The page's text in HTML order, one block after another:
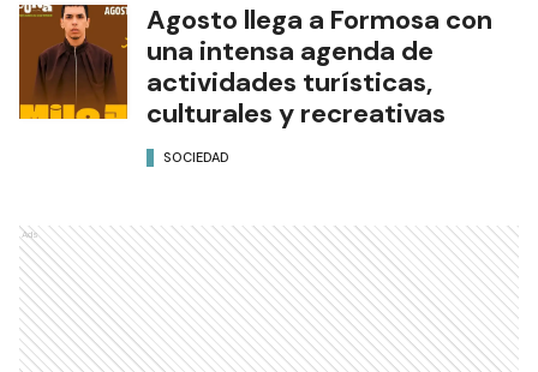
Agosto llega a Formosa con
una intensa agenda de
actividades turísticas,
culturales y recreativas
SOCIEDAD
Ads